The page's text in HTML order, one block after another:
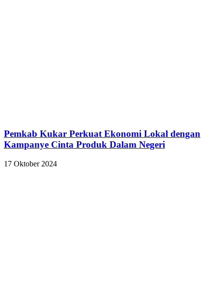
Pemkab Kukar Perkuat Ekonomi Lokal dengan
Kampanye Cinta Produk Dalam Negeri
17 Oktober 2024